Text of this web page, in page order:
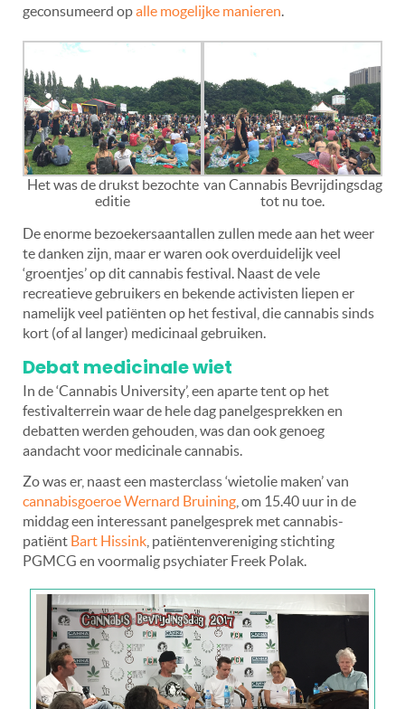
geconsumeerd opalle mogelijke manieren.
Het was de drukst bezochte
editie
van Cannabis Bevrijdingsdag
tot nu toe.
De enorme bezoekersaantallen zullen mede aan het weer
te danken zijn, maar er waren ook overduidelijk veel
‘groentjes’ op dit cannabis festival. Naast de vele
recreatieve gebruikers en bekende activisten liepen er
namelijk veel patiënten op het festival, die cannabis sinds
kort (of al langer) medicinaal gebruiken.
Debat medicinale wiet
In de ‘Cannabis University’, een aparte tent op het
festivalterrein waar de hele dag panelgesprekken en
debatten werden gehouden, was dan ook genoeg
aandacht voor medicinale cannabis.
Zo was er, naast een masterclass ‘wietolie maken’ van
cannabisgoeroe Wernard Bruining , om 15.40 uur in de
middag een interessant panelgesprek met cannabis-
patiënt Bart Hissink , patiëntenvereniging stichting
PGMCG en voormalig psychiater Freek Polak.